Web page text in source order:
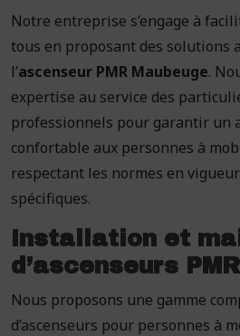
Notre entreprise s’engage à
tous en proposant des solutions
l’ascenseur PMR Maubeuge.
expertise au service des
professionnels pour garantir un
confortable aux personnes à
respectant les normes en
spécifiques.
Installation et
d’ascenseurs
Nous proposons une gamme
d’ascenseurs pour personnes à